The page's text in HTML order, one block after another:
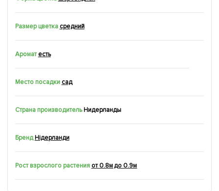
Размер цветка средний
Аромат есть
Место посадки сад
Страна производитель Нидерланды
Бренд Нідерланди
Рост взрослого растения от 0.8м до 0.9м